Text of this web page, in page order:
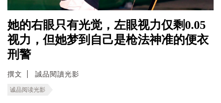
她的右眼只有光觉，左眼视力仅剩0.05
视力，但她梦到自己是枪法神准的便衣
刑警
撰文 誠品閱讀光影
诚品阅读光影